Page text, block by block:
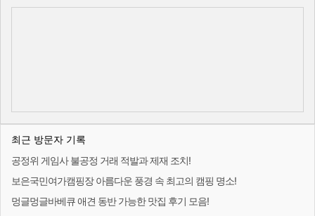
최근 방문자 기록
공정위 게임사 불공정 거래 적발과 제재 조치!
보은국민여가캠핑장 아름다운 풍경 속 최고의 캠핑 명소!
멍글멍글바베큐 애견 동반 가능한 맛집 후기 모음!